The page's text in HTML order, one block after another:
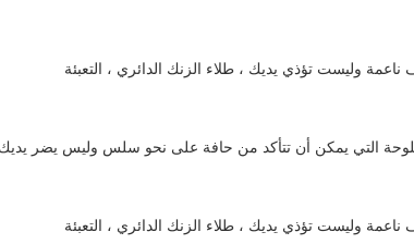
وليست تؤذي يديك ، طلاء الزنك الدائري ، التعبئة
التي يمكن أن تتأكد من حافة على نحو سلس وليس يضر يديك ،
وليست تؤذي يديك ، طلاء الزنك الدائري ، التعبئة